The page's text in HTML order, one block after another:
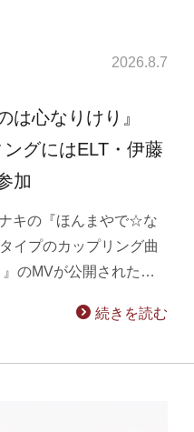
2026.8.7
は心なりけり』
グにはELT・伊藤
加
キの『ほんまやで☆な
イプのカップリング曲
』のMVが公開された…
続きを読む